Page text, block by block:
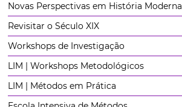
Novas Perspectivas em História Moderna
Revisitar o Século XIX
Workshops de Investigação
LIM | Workshops Metodológicos
LIM | Métodos em Prática